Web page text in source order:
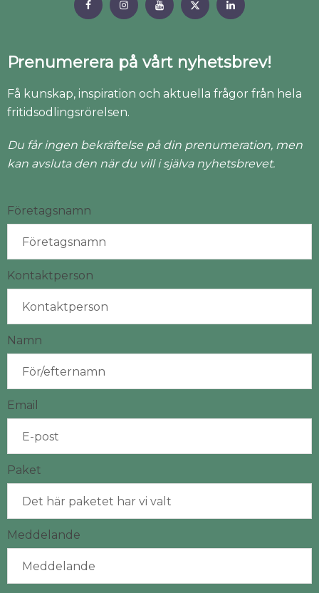
Prenumerera på vårt nyhetsbrev!
Få kunskap, inspiration och aktuella frågor från hela
fritidsodlingsrörelsen.
Du får ingen bekräftelse på din prenumeration, men
kan avsluta den när du vill i själva nyhetsbrevet.
Företagsnamn
Kontaktperson
Namn
Email
Paket
Meddelande